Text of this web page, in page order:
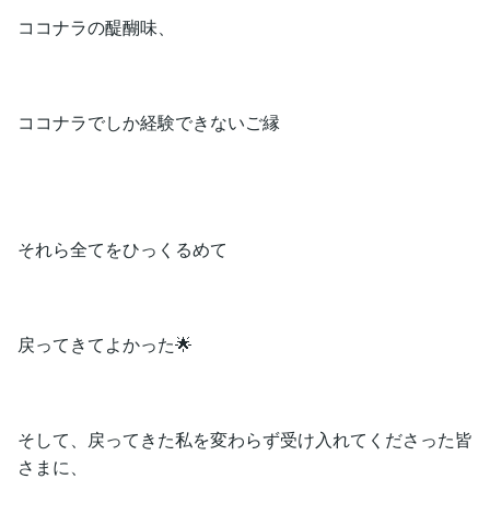
ココナラの醍醐味、
ココナラでしか経験できないご縁
それら全てをひっくるめて
戻ってきてよかった🌟
そして、戻ってきた私を変わらず受け入れてくださった皆
さまに、